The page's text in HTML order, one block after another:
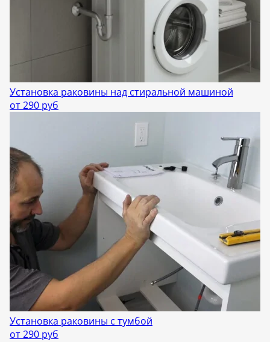
Установка раковины над стиральной машиной
от 290 руб
Установка раковины с тумбой
от 290 руб